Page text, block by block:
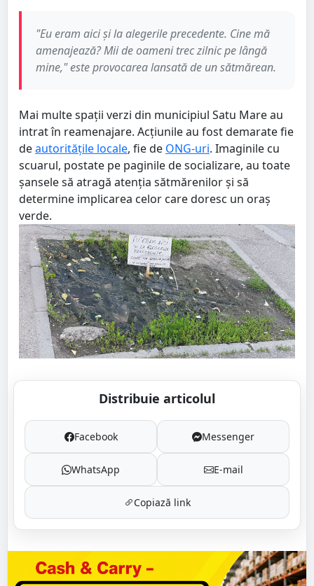
"Eu eram aici și la alegerile precedente. Cine mă
amenajează? Mii de oameni trec zilnic pe lângă
mine," este provocarea lansată de un sătmărean.
Mai multe spații verzi din municipiul Satu Mare au
intrat în reamenajare. Acțiunile au fost demarate fie
deautoritățile locale, fie de ONG-uri. Imaginile cu
scuarul, postate pe paginile de socializare, au toate
șansele să atragă atenția sătmărenilor și să
determine implicarea celor care doresc un oraș
verde.
Distribuie articolul
Facebook Messenger
WhatsApp E-mail
Copiază link